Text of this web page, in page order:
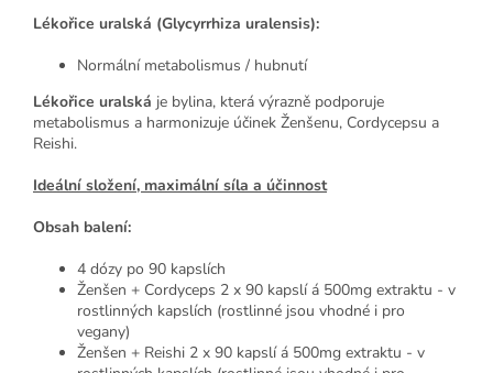
Lékořice uralská (Glycyrrhiza uralensis):
Normální metabolismus / hubnutí
Lékořice uralská je bylina, která výrazně podporuje
metabolismus a harmonizuje účinek Ženšenu, Cordycepsu a
Reishi.
Ideální složení, maximální síla a účinnost
Obsah balení:
4 dózy po 90 kapslích
Ženšen + Cordyceps 2 x 90 kapslí á 500mg extraktu - v
rostlinných kapslích (rostlinné jsou vhodné i pro
vegany)
Ženšen + Reishi 2 x 90 kapslí á 500mg extraktu - v